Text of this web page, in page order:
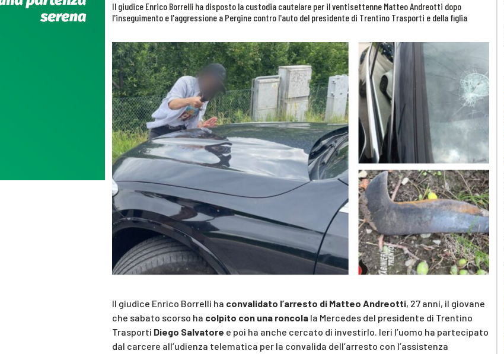
Il giudice Enrico Borrelli ha disposto la custodia cautelare per il ventisettenne Matteo Andreotti dopo
l'inseguimento e l'aggressione a Pergine contro l'auto del presidente di Trentino Trasporti e della figlia
Il giudice Enrico Borrelli ha convalidato l’arresto di Matteo Andreotti, 27 anni, il giovane
che sabato scorso ha colpito con una roncola la Mercedes del presidente di Trentino
Trasporti Diego Salvatore e poi ha anche cercato di investirlo. Ieri l’uomo ha partecipato
dal carcere all’udienza telematica per la convalida dell’arresto con l’assistenza